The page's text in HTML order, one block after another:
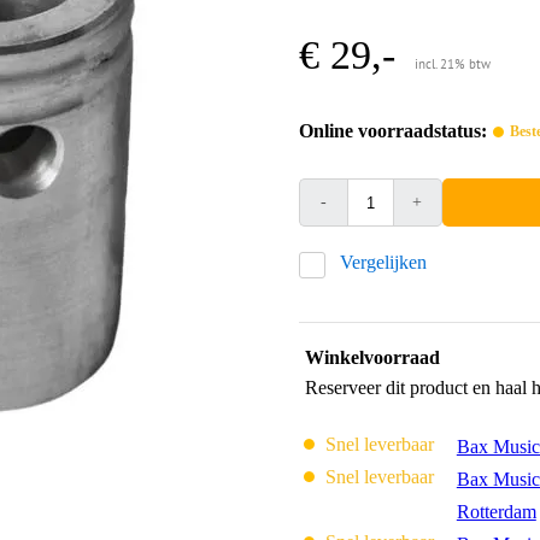
€ 29,- incl. 21% btw
Online voorraadstatus:
- +
Vergelijken
Winkelvoorraad
Reserveer dit product en haal
Snel leverbaar
Bax
Snel leverbaar
Bax
Rotterdam